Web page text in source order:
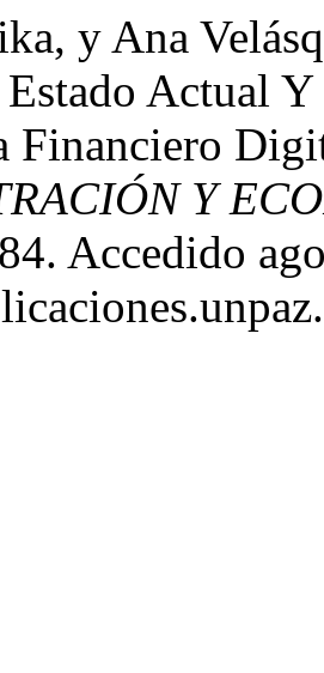
y Ana
Actual
Financiero
Y
Accedido